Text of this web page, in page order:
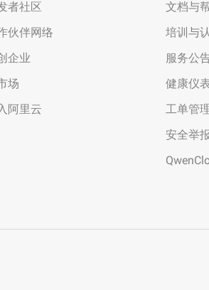
者社区
伙伴网络
企业
场
阿里云
文档与
培训与
服务公
健康仪
工单管
安全举